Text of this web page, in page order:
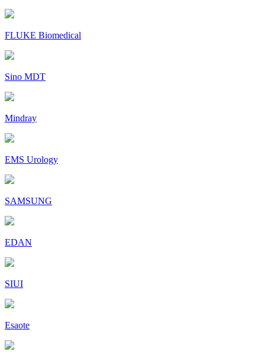
FLUKE Biomedical
Sino MDT
Mindray
EMS Urology
SAMSUNG
EDAN
SIUI
Esaote